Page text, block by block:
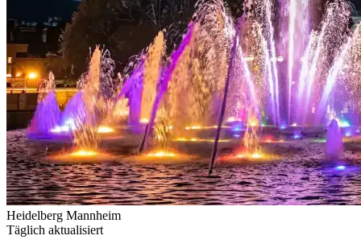
Heidelberg Mannheim
Täglich aktualisiert